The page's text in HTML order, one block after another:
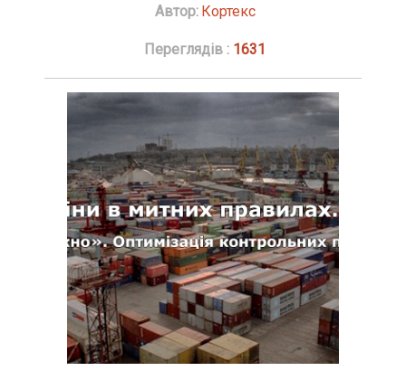
Автор: Кортекс
Переглядів : 1631